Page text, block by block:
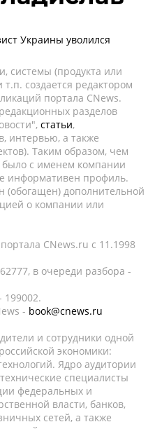
Украины уволился
системы (продукта или
создается редактором
портала CNews.
разделов
статьи,
интервью, а также
Таким образом, чем
с именем компании
информативен профиль.
дополнительной
о компании или
CNews.ru c 11.1998
в очереди разбора -
199002.
- book@cnews.ru
и сотрудники одной
экономики:
Ядро аудитории
специалисты
федеральных и
власти, банков,
сетей, а также